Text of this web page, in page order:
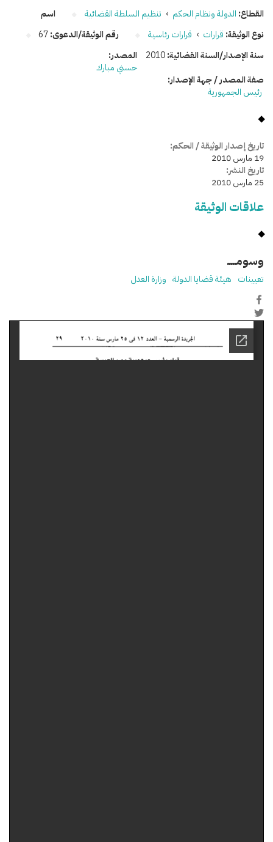
القطاع: الدولة ونظام الحكم › تنظيم السلطة القضائية
نوع الوثيقة: قرارات › قرارات رئاسية رقم الوثيقة/الدعوى:67
سنة الإصدار/السنة القضائية:2010
اسم
المصدر:
حسني مبارك
صفة المصدر / جهة الإصدار:
رئيس الجمهورية
تاريخ إصدار الوثيقة / الحكم:
19 مارس 2010
تاريخ النشر:
25 مارس 2010
علاقات الوثيقة
وسومـــــ
تعيينات هيئة قضايا الدولة وزارة العدل